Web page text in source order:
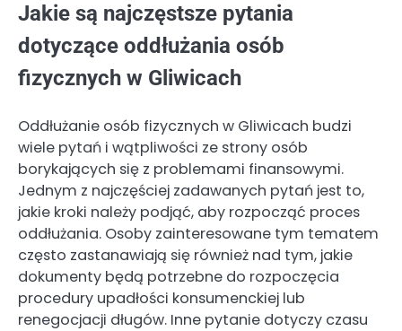
Jakie są najczęstsze pytania
dotyczące oddłużania osób
fizycznych w Gliwicach
Oddłużanie osób fizycznych w Gliwicach budzi
wiele pytań i wątpliwości ze strony osób
borykających się z problemami finansowymi.
Jednym z najczęściej zadawanych pytań jest to,
jakie kroki należy podjąć, aby rozpocząć proces
oddłużania. Osoby zainteresowane tym tematem
często zastanawiają się również nad tym, jakie
dokumenty będą potrzebne do rozpoczęcia
procedury upadłości konsumenckiej lub
renegocjacji długów. Inne pytanie dotyczy czasu